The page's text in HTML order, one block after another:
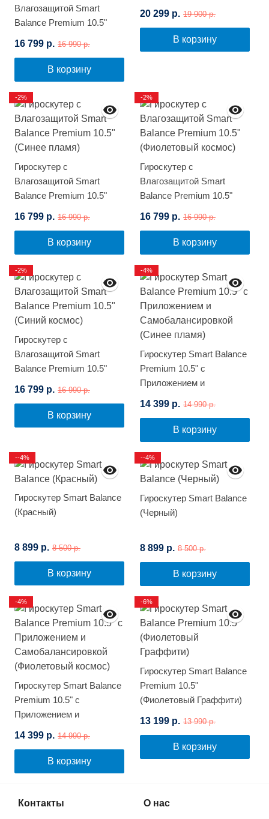
Влагозащитой Smart
Balance Premium 10.5"
16 799 р. 16 990 р.
В корзину
20 299 р. 19 900 р.
В корзину
Гироскутер с
Влагозащитой Smart
Balance Premium 10.5"
16 799 р. 16 990 р.
В корзину
-2%
Гироскутер с
Влагозащитой Smart
Balance Premium 10.5"
16 799 р. 16 990 р.
В корзину
-2%
Гироскутер с
Влагозащитой Smart
Balance Premium 10.5"
16 799 р. 16 990 р.
В корзину
-2%
Гироскутер Smart Balance
Premium 10.5" с
Приложением и
(Синее пламя)
14 399 р. 14 990 р.
В корзину
-4%
Гироскутер Smart Balance
(Красный)
8 899 р. 8 500 р.
В корзину
--4%
Гироскутер Smart Balance
(Черный)
8 899 р. 8 500 р.
В корзину
--4%
Гироскутер Smart Balance
Premium 10.5" с
Приложением и
(Фиолетовый космос)
14 399 р. 14 990 р.
В корзину
-4%
Гироскутер Smart Balance
Premium 10.5"
(Фиолетовый Граффити)
13 199 р. 13 990 р.
В корзину
-6%
Контакты О нас